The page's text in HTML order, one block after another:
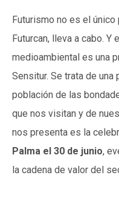
Futurismo no es el
Futurcan, lleva a cabo.
medioambiental es una
Sensitur. Se trata de
población de las
que nos visitan y de
nos presenta es la
Palma el 30 de junio,
la cadena de valor del